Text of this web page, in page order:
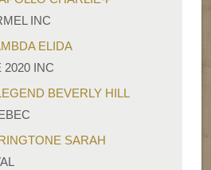
INC
ELIDA
2020 INC
BEVERLY HILL
SARAH